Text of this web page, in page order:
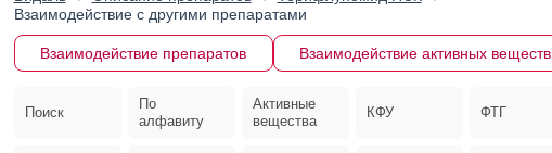
Взаимодействие с другими препаратами
Взаимодействие препаратов Взаимодействие активных веществ
Поиск
По
алфавиту
Активные
вещества
КФУ ФТГ